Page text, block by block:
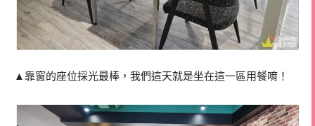
▲靠窗的座位採光最棒，我們這天就是坐在這一區用餐唷！